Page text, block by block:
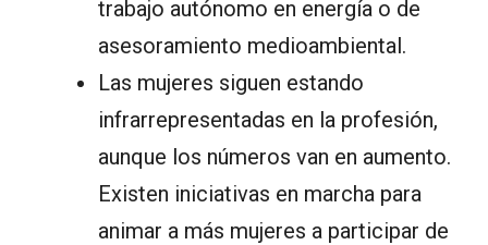
trabajo autónomo en energía o de
asesoramiento medioambiental.
Las mujeres siguen estando
infrarrepresentadas en la profesión,
aunque los números van en aumento.
Existen iniciativas en marcha para
animar a más mujeres a participar de